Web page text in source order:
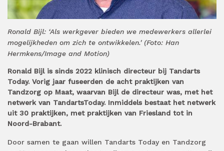
Ronald Bijl: ‘Als werkgever bieden we medewerkers allerlei
mogelijkheden om zich te ontwikkelen.' (Foto: Han
Hermkens/Image and Motion)
Ronald Bijl is sinds 2022 klinisch directeur bij Tandarts
Today. Vorig jaar fuseerden de acht praktijken van
Tandzorg op Maat, waarvan Bijl de directeur was, met het
netwerk van TandartsToday. Inmiddels bestaat het netwerk
uit 30 praktijken, met praktijken van Friesland tot in
Noord-Brabant.
Door samen te gaan willen Tandarts Today en Tandzorg